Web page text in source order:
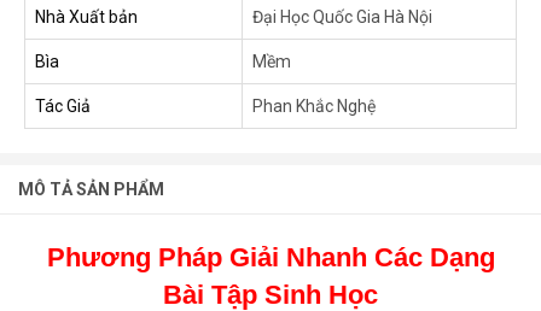
Nhà Xuất bản Đại Học Quốc Gia Hà Nội
Bìa Mềm
Tác Giả Phan Khắc Nghệ
MÔ TẢ SẢN PHẨM
Phương Pháp Giải Nhanh Các Dạng
Bài Tập Sinh Học